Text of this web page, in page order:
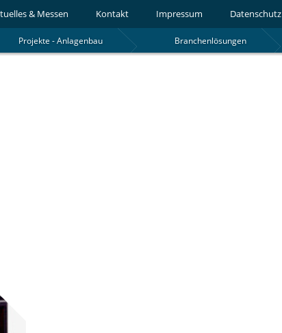
& Messen Kontakt Impressum Datenschutz
Branchenlösungen
Projekte - Anlagenbau